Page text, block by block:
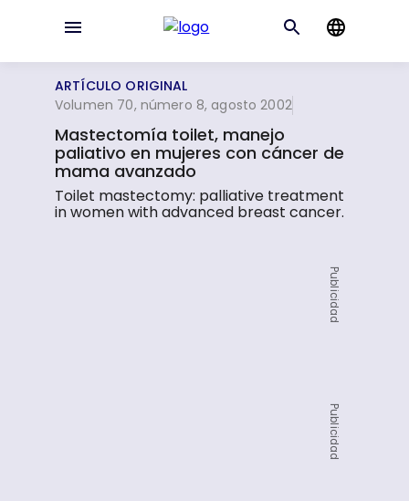
ARTÍCULO ORIGINAL
Volumen 70, número 8, agosto 2002
Mastectomía toilet, manejo
paliativo en mujeres con cáncer de
mama avanzado
Toilet mastectomy: palliative treatment
in women with advanced breast cancer.
Publicidad
Publicidad